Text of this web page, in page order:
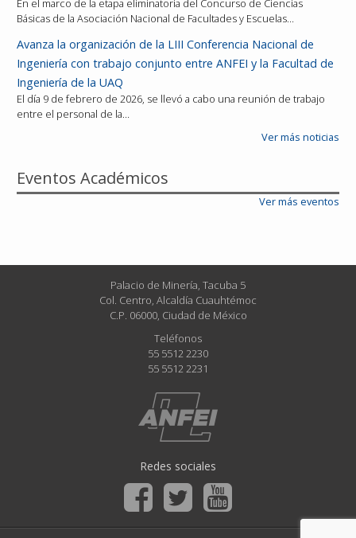
En el marco de la etapa eliminatoria del Concurso de Ciencias
Básicas de la Asociación Nacional de Facultades y Escuelas…
Avanza la organización de la LIII Conferencia Nacional de
Ingeniería con trabajo conjunto entre ANFEI y la Facultad de
Ingeniería de la UAQ
El día 9 de febrero de 2026, se llevó a cabo una reunión de trabajo
entre el personal de la…
Ver más noticias
Eventos Académicos
Ver más eventos
Palacio de Minería, Tacuba 5
Col. Centro, Alcaldía Cuauhtémoc
C.P. 06000, Ciudad de México
Teléfonos
55 5512 2230
55 5512 2231
Redes sociales